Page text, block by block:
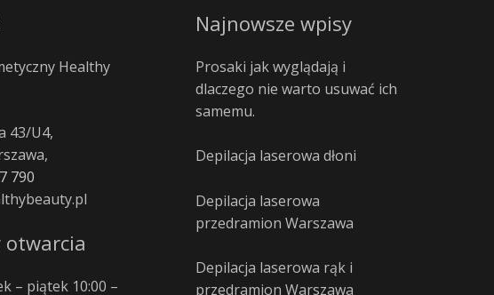
Healthy
43/U4,
790
otwarcia
– piątek 10:00 –
Najnowsze wpisy
Prosaki jak wyglądają i
dlaczego nie warto usuwać ich
samemu.
Depilacja laserowa dłoni
Depilacja laserowa
przedramion Warszawa
Depilacja laserowa rąk i
przedramion Warszawa